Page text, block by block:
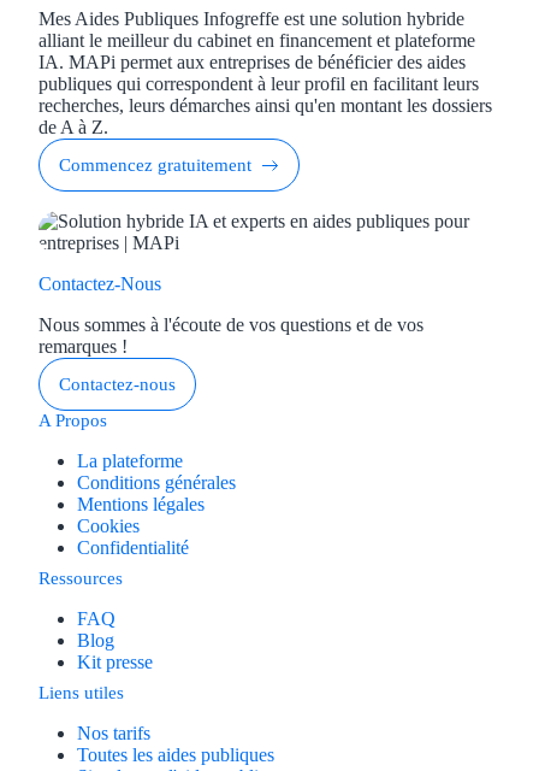
Mes Aides Publiques Infogreffe est une solution hybride
alliant le meilleur du cabinet en financement et plateforme
IA. MAPi permet aux entreprises de bénéficier des aides
publiques qui correspondent à leur profil en facilitant leurs
recherches, leurs démarches ainsi qu'en montant les dossiers
de A à Z.
Commencez gratuitement
Contactez-Nous
Nous sommes à l'écoute de vos questions et de vos
remarques !
Contactez-nous
A Propos
La plateforme
Conditions générales
Mentions légales
Cookies
Confidentialité
Ressources
FAQ
Blog
Kit presse
Liens utiles
Nos tarifs
Toutes les aides publiques